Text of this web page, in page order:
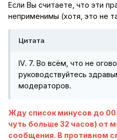
Если Вы считаете, что эти
неприменимы (хотя, это не
Цитата
IV. 7. Во всём, что не
руководствуйтесь
модераторов.
Жду список минусов до
чуть больше 32 часов) от
сообщения. В противном